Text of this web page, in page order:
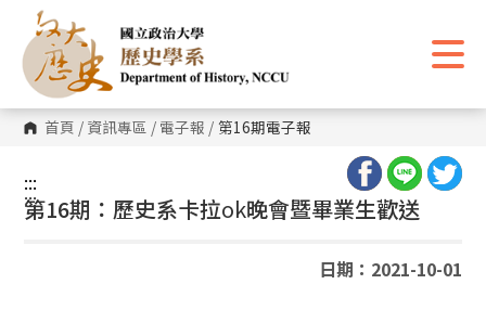
主
要
內
區
塊 首頁 / 資訊專區 / 電子報 / 第16期電子報
:::
:::
第16期：歷史系卡拉ok晚會暨畢業生歡送
日期：2021-10-01